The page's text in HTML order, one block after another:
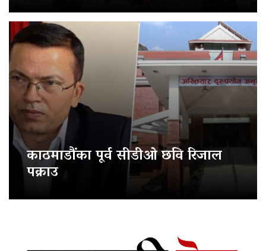
काठमाडौंका पूर्व सीडीओ छवि रिजाल
पक्राउ